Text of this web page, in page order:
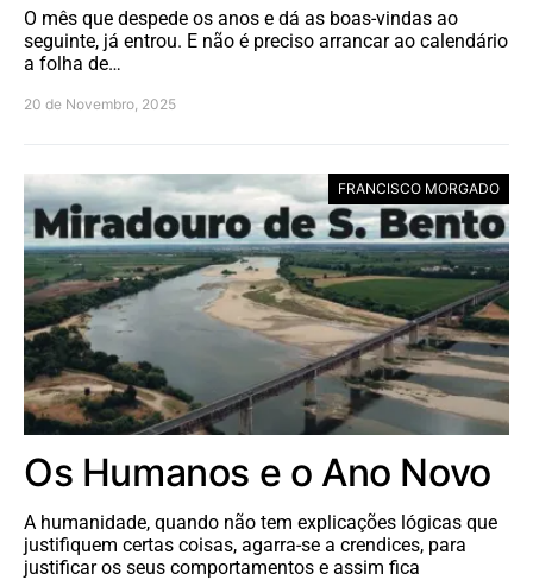
O mês que despede os anos e dá as boas-vindas ao
seguinte, já entrou. E não é preciso arrancar ao calendário
a folha de…
20 de Novembro, 2025
FRANCISCO MORGADO
Os Humanos e o Ano Novo
A humanidade, quando não tem explicações lógicas que
justifiquem certas coisas, agarra-se a crendices, para
justificar os seus comportamentos e assim fica